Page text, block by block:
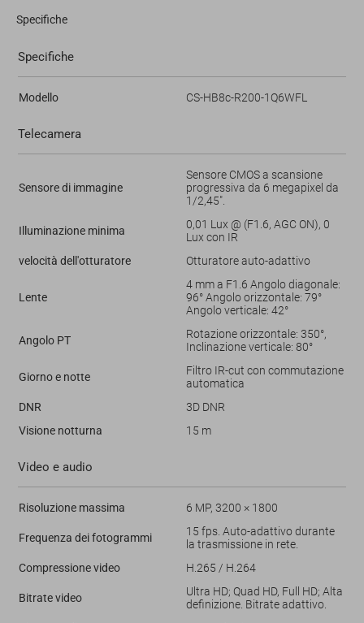
Specifiche
Specifiche
Modello CS-HB8c-R200-1Q6WFL
Telecamera
Sensore di immagine
Sensore CMOS a scansione
progressiva da 6 megapixel da
1/2,45".
Illuminazione minima
0,01 Lux @ (F1.6, AGC ON), 0
Lux con IR
velocità dell'otturatore
Otturatore auto-adattivo
Lente
4 mm a F1.6 Angolo diagonale:
96° Angolo orizzontale: 79°
Angolo verticale: 42°
Angolo PT
Rotazione orizzontale: 350°,
Inclinazione verticale: 80°
Giorno e notte
Filtro IR-cut con commutazione
automatica
DNR
3D DNR
Visione notturna
15 m
Video e audio
Risoluzione massima 6 MP, 3200 × 1800
Frequenza dei fotogrammi
15 fps. Auto-adattivo durante
la trasmissione in rete.
Compressione video
H.265 / H.264
Bitrate video
Ultra HD; Quad HD, Full HD; Alta
definizione. Bitrate adattivo.